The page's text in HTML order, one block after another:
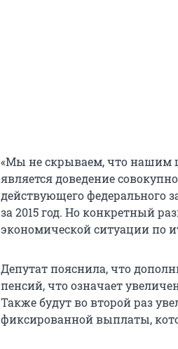
«Мы не скрываем, что нашим
является доведение
действующего федерального
за 2015 год. Но конкретный
экономической ситуации по
Депутат пояснила, что
пенсий, что означает
Также будут во второй раз
фиксированной выплаты,